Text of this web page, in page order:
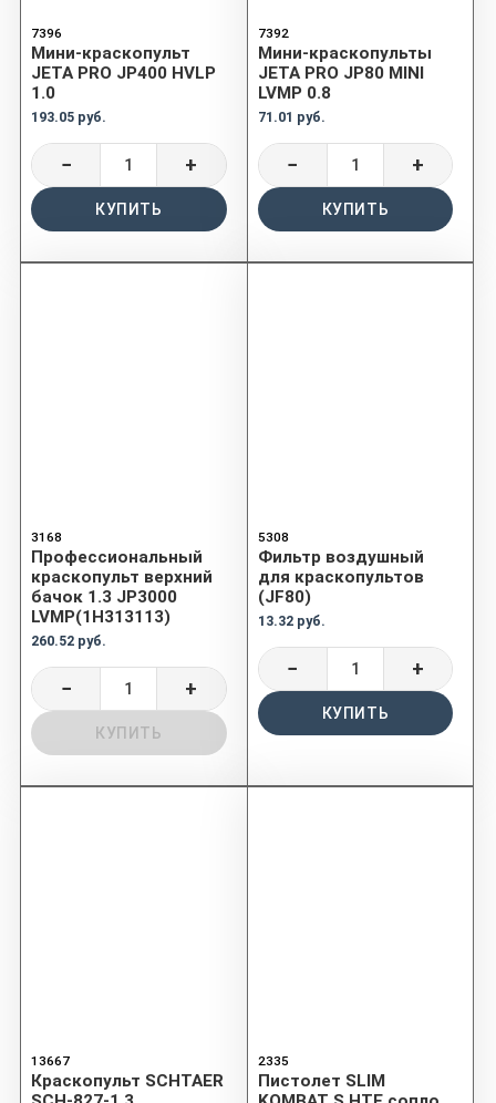
7396
Мини-краскопульт
JETA PRO JP400 HVLP
1.0
193.05 руб.
− +
КУПИТЬ
7392
Мини-краскопульты
JETA PRO JP80 MINI
LVMP 0.8
71.01 руб.
− +
КУПИТЬ
3168
Профессиональный
краскопульт верхний
бачок 1.3 JP3000
LVMP(1H313113)
260.52 руб.
− +
КУПИТЬ
5308
Фильтр воздушный
для краскопультов
(JF80)
13.32 руб.
− +
КУПИТЬ
13667
Краскопульт SCHTAER
2335
Пистолет SLIM